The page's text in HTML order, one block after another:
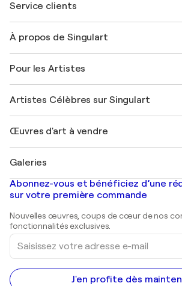
Service clients
Expédition
Offrir une carte cadeau
Rejoignez notre programme
Mon compte
+33 1 76 44 06 42
À propos de Singulart
FAQ
Magazine Singulart
Emplois
Découvrez une sélection d'art original
Pour les Artistes
Se connecter en tant qu'Artiste
Artistes Célèbres sur Singulart
Marc Chagall
Banksy
Mr. Brainwash
Shepard Fairey
Œuvres d'art à vendre
Tableaux abstraits à vendre
Peintures de paysage
Estampes
Peintures acryliques
Galeries
Galeries d'art en France
Galeries d'art en Belgique
Abonnez-vous et bénéficiez d’une
sur votre première commande
Nouvelles œuvres, coups de cœur de nos
fonctionnalités exclusives.
Saisissez
votre
adresse
e-
mail
J'en profite dès